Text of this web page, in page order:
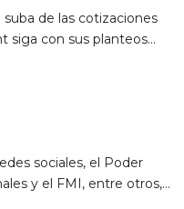
de las cotizaciones
siga con sus planteos…
sociales, el Poder
y el FMI, entre otros,…